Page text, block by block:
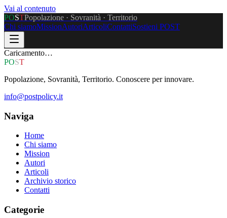
Vai al contenuto
POSTPopolazione · Sovranità · Territorio
Chi siamoMissionAutoriArticoliContattiSostieni POST
Caricamento…
POST
Popolazione, Sovranità, Territorio. Conoscere per innovare.
info@postpolicy.it
Naviga
Home
Chi siamo
Mission
Autori
Articoli
Archivio storico
Contatti
Categorie